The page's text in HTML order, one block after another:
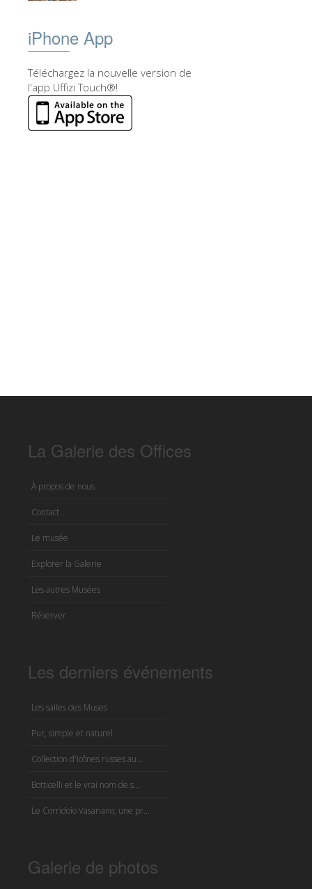
iPhone App
Téléchargez la nouvelle version de
l'app Uffizi Touch®!
La Galerie des Offices
À propos de nous
Contact
Le musée
Explorer la Galerie
Les autres Musées
Réserver
Les derniers événements
Les salles des Muses
Pur, simple et naturel
Collection d'icônes russes au...
Botticelli et le vrai nom de s...
Le Corridoio Vasariano, une pr...
Galerie de photos